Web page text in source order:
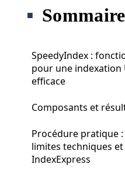
Sommaire
SpeedyIndex :
pour une indexation
efficace
Composants et
Procédure pratique
limites techniques
IndexExpress